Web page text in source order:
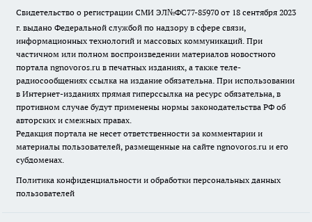
Свидетельство о регистрации СМИ ЭЛ№ФС77-85970 от 18 сентября 2023
г. выдано Федеральной службой по надзору в сфере связи,
информационных технологий и массовых коммуникаций. При
частичном или полном воспроизведении материалов новостного
портала ngnovoros.ru в печатных изданиях, а также теле-
радиосообщениях ссылка на издание обязательна. При использовании
в Интернет-изданиях прямая гиперссылка на ресурс обязательна, в
противном случае будут применены нормы законодательства РФ об
авторских и смежных правах.
Редакция портала не несет ответственности за комментарии и
материалы пользователей, размещенные на сайте ngnovoros.ru и его
субдоменах.
Политика конфиденциальности и обработки персональных данных
пользователей